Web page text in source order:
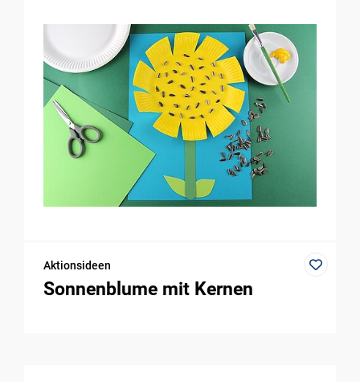
Aktionsideen
Sonnenblume mit Kernen